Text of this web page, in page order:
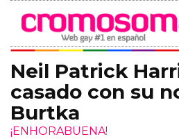
Neil Patrick
casado con su
Burtka
¡ENHORABUENA!